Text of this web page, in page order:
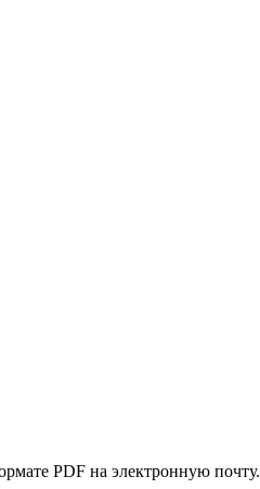
PDF на электронную почту.